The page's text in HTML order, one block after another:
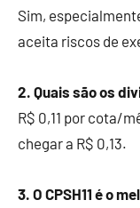
Sim,
aceita riscos de
2. Quais são os
R$ 0,11 por cota/
chegar a R$ 0,13.
3. O CPSH11 é o